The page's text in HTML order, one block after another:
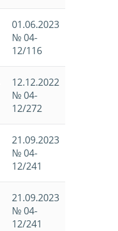
01.06.2023
№ 04-
12/116
12.12.2022
№ 04-
12/272
21.09.2023
№ 04-
12/241
21.09.2023
№ 04-
12/241